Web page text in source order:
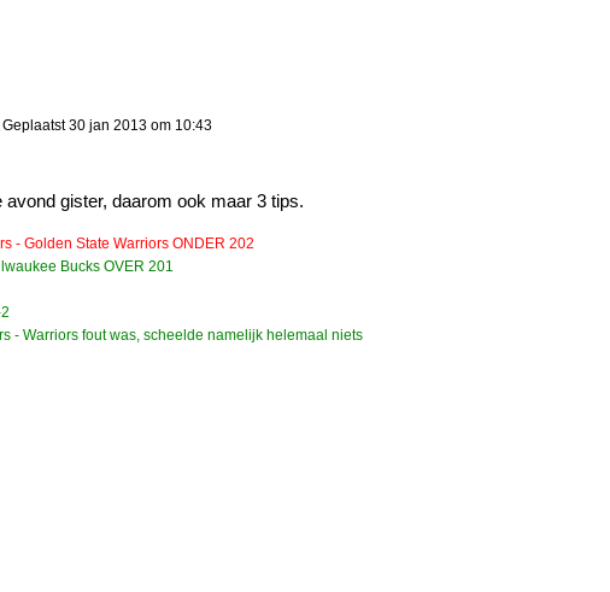
Geplaatst 30 jan 2013 om 10:43
avond gister, daarom ook maar 3 tips.
- Golden State Warriors ONDER 202
Bucks OVER 201
- Warriors fout was, scheelde namelijk helemaal niets